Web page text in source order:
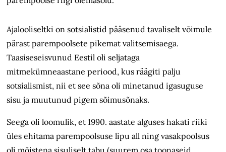
Ajalooliseltki on sotsialistid pääsenud tavaliselt võimule
pärast parempoolsete pikemat valitsemisaega.
Taasiseseisvunud Eestil oli seljataga
mitmekümneaastane periood, kus räägiti palju
sotsialismist, nii et see sõna oli minetanud igasuguse
sisu ja muutunud pigem sõimusõnaks.
Seega oli loomulik, et 1990. aastate alguses hakati riiki
üles ehitama parempoolsuse lipu all ning vasakpoolsus